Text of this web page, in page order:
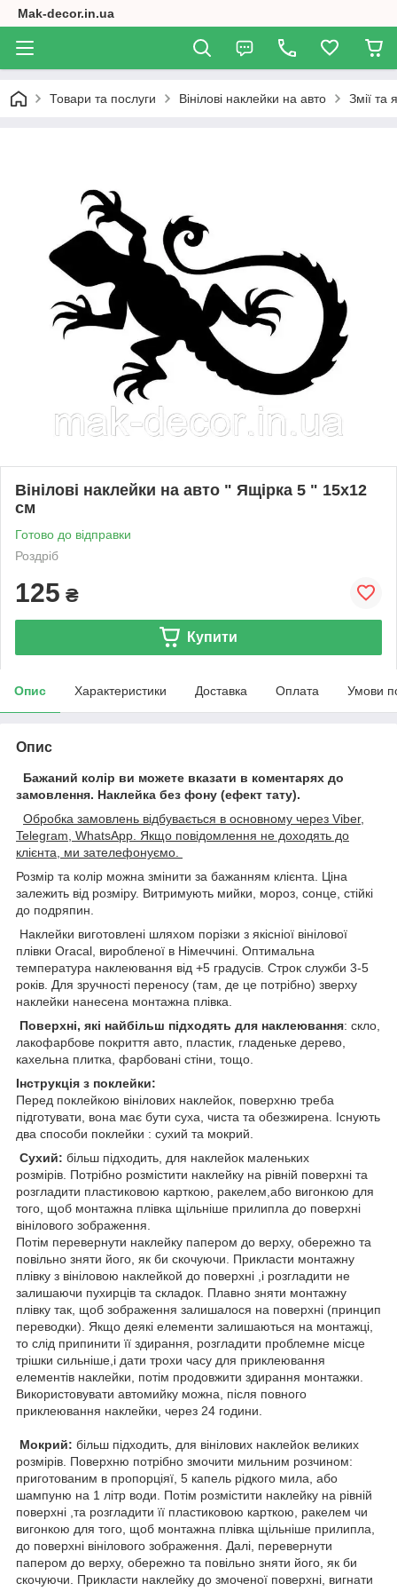
Mak-decor.in.ua
Товари та послуги Вінілові наклейки на авто Змії та
Вінілові наклейки на авто " Ящірка 5 " 15х12
см
Готово до відправки
Роздріб
125 ₴
Купити
Опис Характеристики Доставка Оплата Умови
Опис
Бажаний колір ви можете вказати в коментарях до
замовлення. Наклейка без фону (ефект тату).
Обробка замовлень відбувається в основному через Viber,
Telegram, WhatsApp. Якщо повідомлення не доходять до
клієнта, ми зателефонуємо.
Розмір та колір можна змінити за бажанням клієнта. Ціна
залежить від розміру. Витримують мийки, мороз, сонце, стійкі
до подряпин.
Наклейки виготовлені шляхом порізки з якісніої вінілової
плівки Oracal, виробленої в Німеччині. Оптимальна
температура наклеювання від +5 градусів. Строк служби 3-5
років. Для зручності переносу (там, де це потрібно) зверху
наклейки нанесена монтажна плівка.
Поверхні, які найбільш підходять для наклеювання: скло,
лакофарбове покриття авто, пластик, гладеньке дерево,
кахельна плитка, фарбовані стіни, тощо.
Інструкція з поклейки:
Перед поклейкою вінілових наклейок, поверхню треба
підготувати, вона має бути суха, чиста та обезжирена. Існують
два способи поклейки : сухий та мокрий.
Сухий: більш підходить, для наклейок маленьких
розмірів. Потрібно розмістити наклейку на рівній поверхні та
розгладити пластиковою карткою, ракелем,або вигонкою для
того, щоб монтажна плівка щільніше прилипла до поверхні
вінілового зображення.
Потім перевернути наклейку папером до верху, обережно та
повільно зняти його, як би скочуючи. Прикласти монтажну
плівку з вініловою наклейкой до поверхні ,і розгладити не
залишаючи пухирців та складок. Плавно зняти монтажну
плівку так, щоб зображення залишалося на поверхні (принцип
переводки). Якщо деякі елементи залишаються на монтажці,
то слід припинити її здирання, розгладити проблемне місце
трішки сильніше,і дати трохи часу для приклеювання
елементів наклейки, потім продовжити здирання монтажки.
Використовувати автомийку можна, після повного
приклеювання наклейки, через 24 години.
Мокрий: більш підходить, для вінілових наклейок великих
розмірів. Поверхню потрібно змочити мильним розчином:
приготованим в пропорціяї, 5 капель рідкого мила, або
шампуню на 1 літр води. Потім розмістити наклейку на рівній
поверхні ,та розгладити її пластиковою карткою, ракелем чи
вигонкою для того, щоб монтажна плівка щільніше прилипла,
до поверхні вінілового зображення. Далі, перевернути
папером до верху, обережно та повільно зняти його, як би
скочуючи. Прикласти наклейку до змоченої поверхні, вигнати